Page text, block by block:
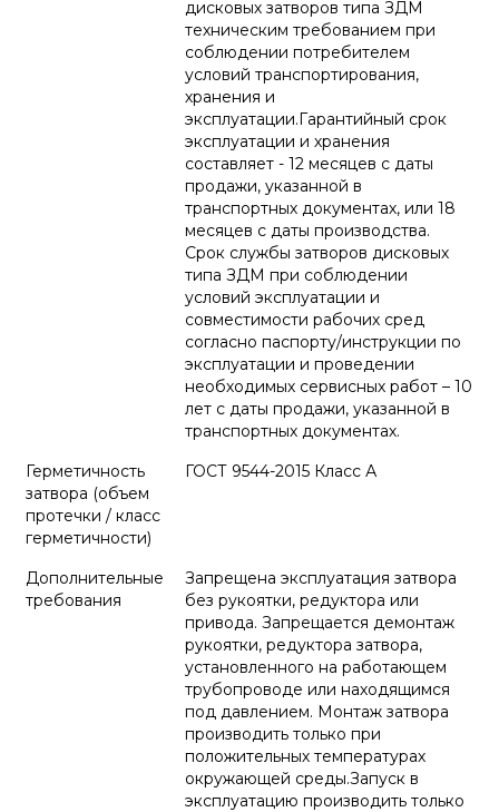
дисковых затворов типа ЗДМ
техническим требованием при
соблюдении потребителем
условий транспортирования,
хранения и
эксплуатации.Гарантийный срок
эксплуатации и хранения
составляет - 12 месяцев с даты
продажи, указанной в
транспортных документах, или 18
месяцев с даты производства.
Срок службы затворов дисковых
типа ЗДМ при соблюдении
условий эксплуатации и
совместимости рабочих сред
согласно паспорту/инструкции по
эксплуатации и проведении
необходимых сервисных работ – 10
лет с даты продажи, указанной в
транспортных документах.
Герметичность
затвора (объем
протечки / класс
герметичности)
ГОСТ 9544-2015 Класс А
Дополнительные
требования
Запрещена эксплуатация затвора
без рукоятки, редуктора или
привода. Запрещается демонтаж
рукоятки, редуктора затвора,
установленного на работающем
трубопроводе или находящимся
под давлением. Монтаж затвора
производить только при
положительных температурах
окружающей среды.Запуск в
эксплуатацию производить только